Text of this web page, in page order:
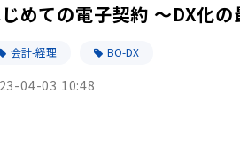
めての電子契約 〜DX化
会計-経理 BO-DX
04-03 10:48